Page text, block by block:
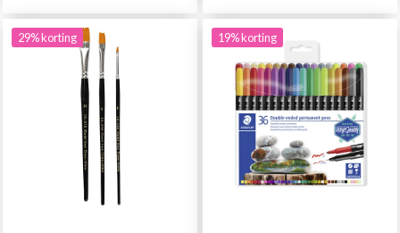
29% korting 19% korting